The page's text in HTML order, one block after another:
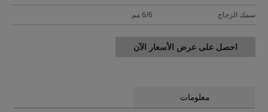
سمك الزجاج
6/6 مم
احصل على عرض الأسعار الآن
معلومات